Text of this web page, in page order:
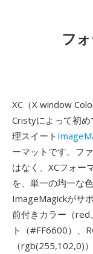
フ
XC（X window
Cristyによって初
理スイート
ーマットです。フ
はなく、XCフォー
を、単一の均一な
ImageMagickがサ
前付きカラー（
ト（#FF6600）、
（rgb(255,102,0)